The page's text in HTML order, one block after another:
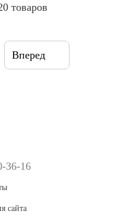
товаров
Вперед
36-16
сайта